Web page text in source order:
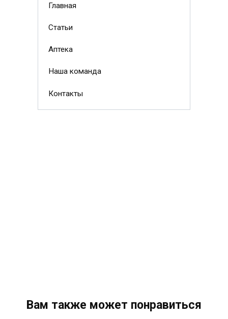
Главная
Статьи
Аптека
Наша команда
Контакты
Вам также может понравиться